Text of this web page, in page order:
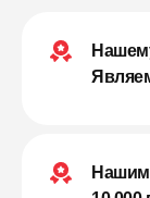
Нашим